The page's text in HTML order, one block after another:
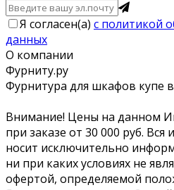
Я согласен(a) с политикой
данных
О компании
Фурниту.ру
Фурнитура для шкафов купе
Внимание! Цены на данном
при заказе от 30 000 руб.
носит исключительно
ни при каких условиях не
офертой, определяемой